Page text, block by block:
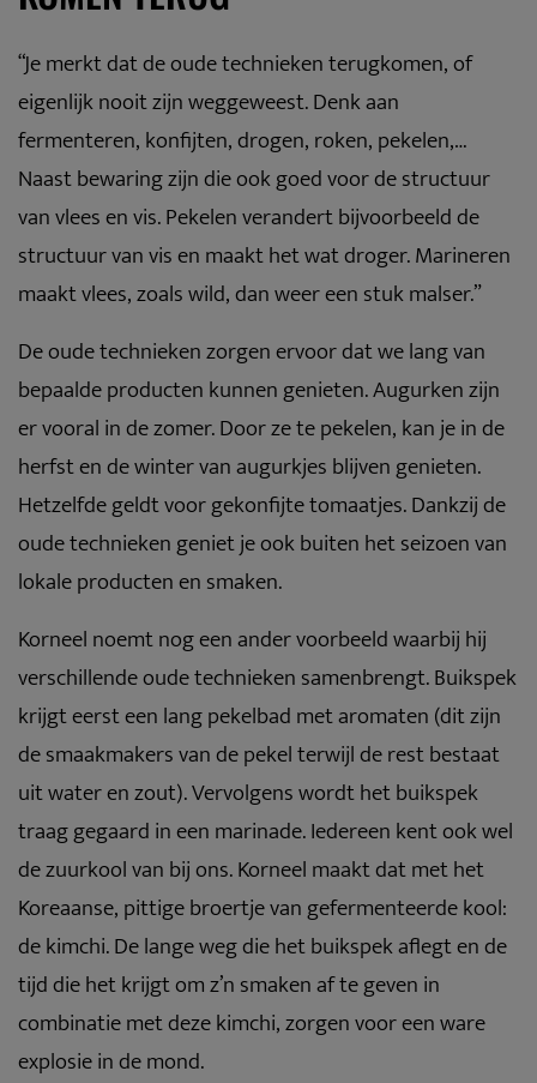
“Je merkt dat de oude technieken terugkomen, of
eigenlijk nooit zijn weggeweest. Denk aan
fermenteren, konfijten, drogen, roken, pekelen,…
Naast bewaring zijn die ook goed voor de structuur
van vlees en vis. Pekelen verandert bijvoorbeeld de
structuur van vis en maakt het wat droger. Marineren
maakt vlees, zoals wild, dan weer een stuk malser.”
De oude technieken zorgen ervoor dat we lang van
bepaalde producten kunnen genieten. Augurken zijn
er vooral in de zomer. Door ze te pekelen, kan je in de
herfst en de winter van augurkjes blijven genieten.
Hetzelfde geldt voor gekonfijte tomaatjes. Dankzij de
oude technieken geniet je ook buiten het seizoen van
lokale producten en smaken.
Korneel noemt nog een ander voorbeeld waarbij hij
verschillende oude technieken samenbrengt. Buikspek
krijgt eerst een lang pekelbad met aromaten (dit zijn
de smaakmakers van de pekel terwijl de rest bestaat
uit water en zout). Vervolgens wordt het buikspek
traag gegaard in een marinade. Iedereen kent ook wel
de zuurkool van bij ons. Korneel maakt dat met het
Koreaanse, pittige broertje van gefermenteerde kool:
de kimchi. De lange weg die het buikspek aflegt en de
tijd die het krijgt om z’n smaken af te geven in
combinatie met deze kimchi, zorgen voor een ware
explosie in de mond.